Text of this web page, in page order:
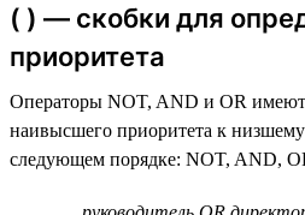
( ) — скобки для
приоритета
Операторы NOT, AND и OR
наивысшего приоритета к
следующем порядке: NOT, AND,